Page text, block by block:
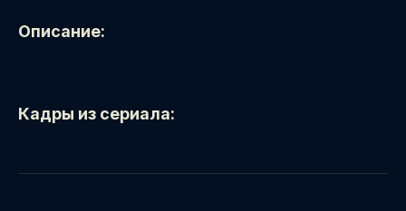
Описание:
Кадры из сериала: